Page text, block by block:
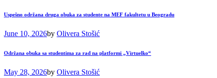
Uspešno održana druga obuka za studente na MEF fakultetu u Beogradu
June 10, 2026by Olivera Stošić
Održana obuka sa studentima za rad na platformi „Virtuelko“
May 28, 2026by Olivera Stošić